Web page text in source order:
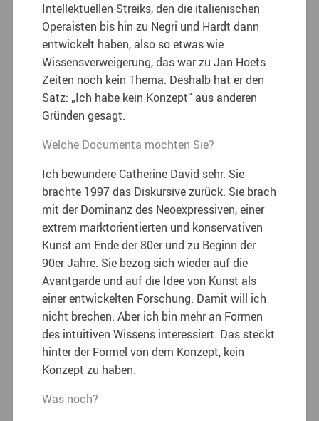
Intellektuellen-Streiks, den die italienischen
Operaisten bis hin zu Negri und Hardt dann
entwickelt haben, also so etwas wie
Wissensverweigerung, das war zu Jan Hoets
Zeiten noch kein Thema. Deshalb hat er den
Satz: „Ich habe kein Konzept“ aus anderen
Gründen gesagt.
Welche Documenta mochten Sie?
Ich bewundere Catherine David sehr. Sie
brachte 1997 das Diskursive zurück. Sie brach
mit der Dominanz des Neoexpressiven, einer
extrem marktorientierten und konservativen
Kunst am Ende der 80er und zu Beginn der
90er Jahre. Sie bezog sich wieder auf die
Avantgarde und auf die Idee von Kunst als
einer entwickelten Forschung. Damit will ich
nicht brechen. Aber ich bin mehr an Formen
des intuitiven Wissens interessiert. Das steckt
hinter der Formel von dem Konzept, kein
Konzept zu haben.
Was noch?